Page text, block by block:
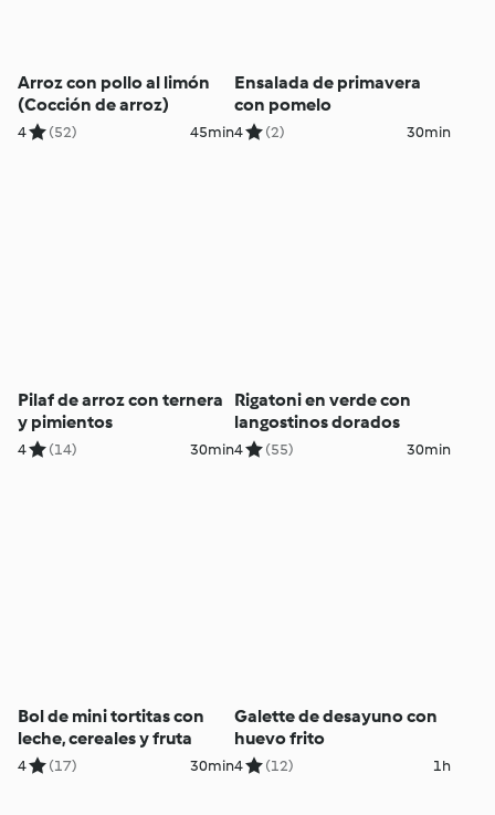
Arroz con pollo al limón
(Cocción de arroz)
4 (52) 45min
Ensalada de primavera
con pomelo
4 (2) 30min
Pilaf de arroz con ternera
y pimientos
4 (14) 30min
Rigatoni en verde con
langostinos dorados
4 (55) 30min
Bol de mini tortitas con
leche, cereales y fruta
4 (17) 30min
Galette de desayuno con
huevo frito
4 (12) 1h